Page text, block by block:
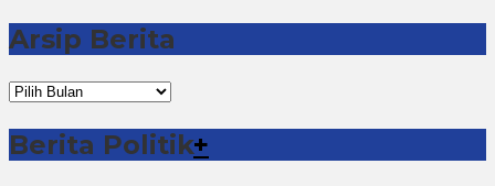
Arsip Berita
Arsip
Berita
Berita Politik+